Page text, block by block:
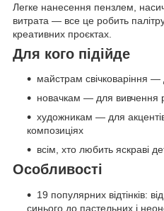
Легке нанесення пензлем,
витрата — все це робить
креативних проєктах.
Для кого підійде
майстрам свічковаріння —
новачкам — для вивчення
художникам — для
композиціях
всім, хто любить яскраві
Особливості
19 популярних відтінків:
синього до пастельних і